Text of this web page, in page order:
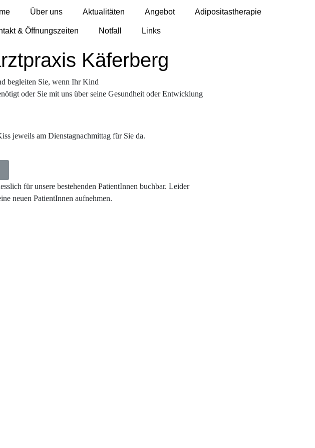
Über uns Aktualitäten Angebot Adipositastherapie
& Öffnungszeiten Notfall Links
Käferberg
begleiten Sie, wenn Ihr Kind
oder Sie mit uns über seine Gesundheit oder Entwicklung
jeweils am Dienstagnachmittag für Sie da.
für unsere bestehenden PatientInnen buchbar. Leider
neuen PatientInnen aufnehmen.